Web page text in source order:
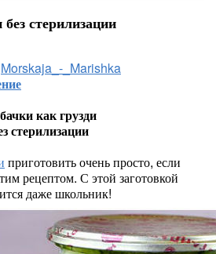
стерилизации
Morskaja_-_Marishka
как грузди
стерилизации
приготовить очень просто, если
рецептом. С этой заготовкой
даже школьник!